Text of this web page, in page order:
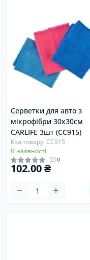
Серветки для авто з
мікрофібри 30х30см
CARLIFE 3шт (CC915)
Код товару: CC915
В наявності
0
102.00 ₴